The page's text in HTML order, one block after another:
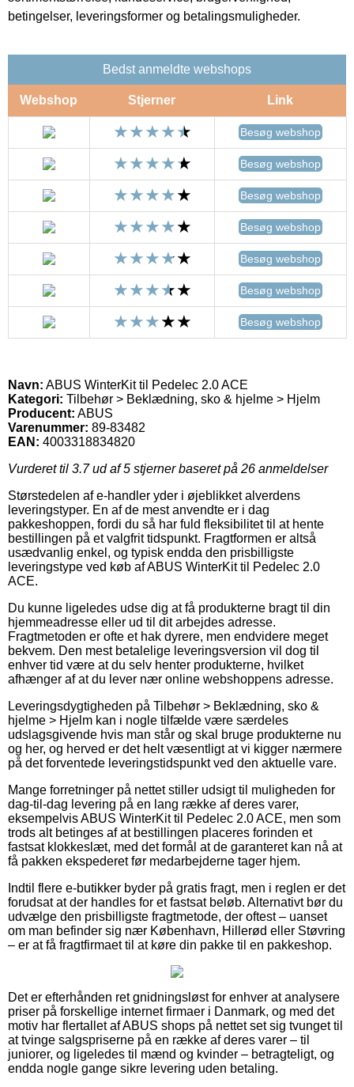
betingelser, leveringsformer og betalingsmuligheder.
Bedst anmeldte webshops
Webshop Stjerner Link
Besøg webshop
Besøg webshop
Besøg webshop
Besøg webshop
Besøg webshop
Besøg webshop
Besøg webshop
Navn: ABUS WinterKit til Pedelec 2.0 ACE
Kategori: Tilbehør > Beklædning, sko & hjelme > Hjelm
Producent: ABUS
Varenummer: 89-83482
EAN: 4003318834820
Vurderet til 3.7ud af 5 stjerner baseret på 26 anmeldelser
Størstedelen af e-handler yder i øjeblikket alverdens
leveringstyper. En af de mest anvendte er i dag
pakkeshoppen, fordi du så har fuld fleksibilitet til at hente
bestillingen på et valgfrit tidspunkt. Fragtformen er altså
usædvanlig enkel, og typisk endda den prisbilligste
leveringstype ved køb af ABUS WinterKit til Pedelec 2.0
ACE.
Du kunne ligeledes udse dig at få produkterne bragt til din
hjemmeadresse eller ud til dit arbejdes adresse.
Fragtmetoden er ofte et hak dyrere, men endvidere meget
bekvem. Den mest betalelige leveringsversion vil dog til
enhver tid være at du selv henter produkterne, hvilket
afhænger af at du lever nær online webshoppens adresse.
Leveringsdygtigheden på Tilbehør > Beklædning, sko &
hjelme > Hjelm kan i nogle tilfælde være særdeles
udslagsgivende hvis man står og skal bruge produkterne nu
og her, og herved er det helt væsentligt at vi kigger nærmere
på det forventede leveringstidspunkt ved den aktuelle vare.
Mange forretninger på nettet stiller udsigt til muligheden for
dag-til-dag levering på en lang række af deres varer,
eksempelvis ABUS WinterKit til Pedelec 2.0 ACE, men som
trods alt betinges af at bestillingen placeres forinden et
fastsat klokkeslæt, med det formål at de garanteret kan nå at
få pakken ekspederet før medarbejderne tager hjem.
Indtil flere e-butikker byder på gratis fragt, men i reglen er det
forudsat at der handles for et fastsat beløb. Alternativt bør du
udvælge den prisbilligste fragtmetode, der oftest – uanset
om man befinder sig nær København, Hillerød eller Støvring
– er at få fragtfirmaet til at køre din pakke til en pakkeshop.
Det er efterhånden ret gnidningsløst for enhver at analysere
priser på forskellige internet firmaer i Danmark, og med det
motiv har flertallet af ABUS shops på nettet set sig tvunget til
at tvinge salgspriserne på en række af deres varer – til
juniorer, og ligeledes til mænd og kvinder – betragteligt, og
endda nogle gange sikre levering uden betaling.